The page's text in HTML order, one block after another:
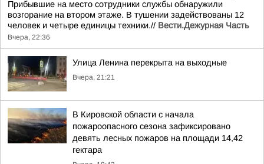
Прибывшие на место сотрудники службы обнаружили
возгорание на втором этаже. В тушении задействованы 12
человек и четыре единицы техники.// Вести.Дежурная Часть
Вчера, 22:36
Улица Ленина перекрыта на выходные
Вчера, 21:21
В Кировской области с начала
пожароопасного сезона зафиксировано
девять лесных пожаров на площади 14,42
гектара